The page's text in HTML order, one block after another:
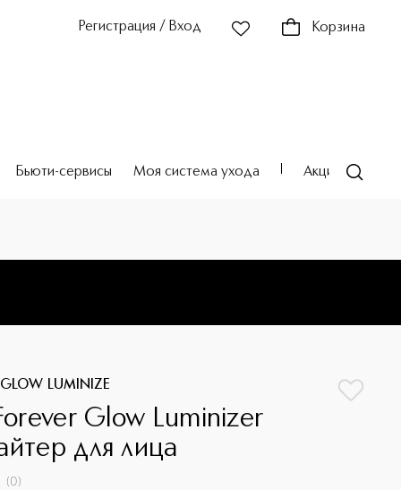
Регистрация / Вход Корзина
Бьюти-сервисы Моя система ухода Акции
GLOW LUMINIZE
Glow Luminizer
для лица
(0)